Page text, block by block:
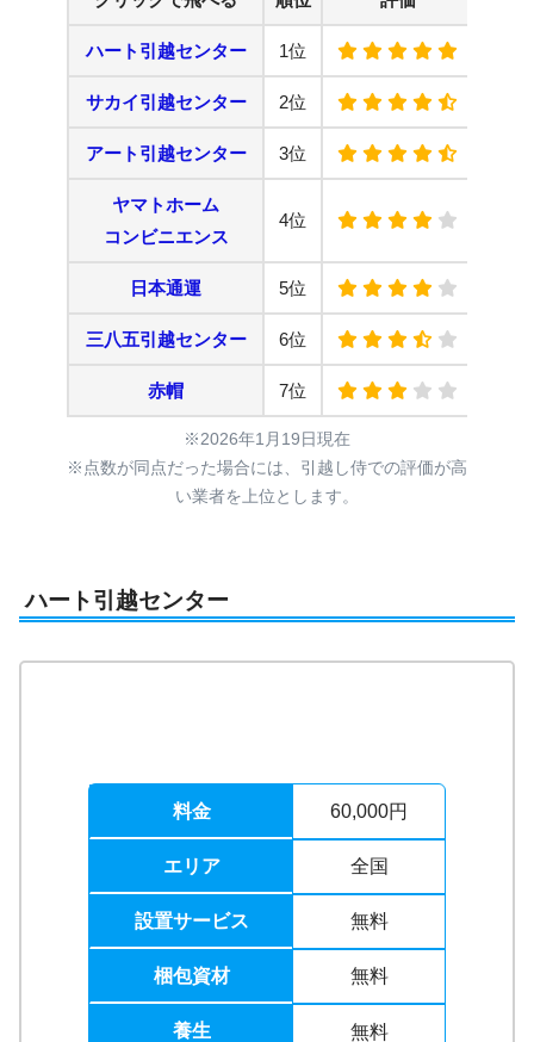
ハート引越センター 1位
サカイ引越センター 2位
アート引越センター 3位
ヤマトホーム
コンビニエンス
4位
日本通運 5位
三八五引越センター 6位
赤帽 7位
※2026年1月19日現在
※点数が同点だった場合には、引越し侍での評価が高
い業者を上位とします。
ハート引越センター
料金 60,000円
エリア 全国
設置サービス 無料
梱包資材 無料
養生 無料